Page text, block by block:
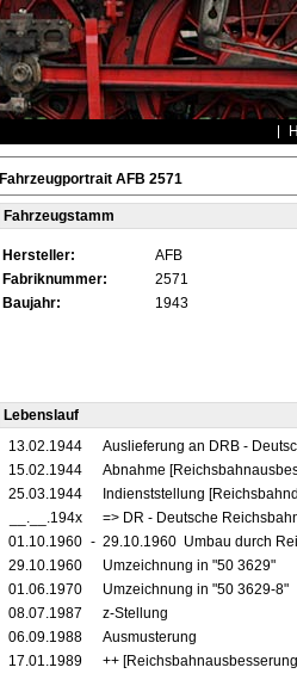
Fahrzeugportrait AFB 2571
Fahrzeugstamm
Hersteller:
AFB
Fabriknummer:
2571
Baujahr:
1943
Lebenslauf
13.02.1944
Auslieferung an DRB -
15.02.1944
Abnahme
25.03.1944
Indienststellung
__.__.194x
=> DR - Deutsche
01.10.1960 - 29.10.1960 Umbau durch
29.10.1960
Umzeichnung in "50 3629"
01.06.1970
Umzeichnung in "50 3629-8"
08.07.1987
z-Stellung
06.09.1988
Ausmusterung
17.01.1989
++